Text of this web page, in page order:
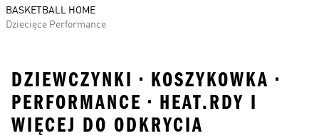
BASKETBALL HOME
Dziecięce Performance
DZIEWCZYNKI • KOSZYKOWKA •
PERFORMANCE • HEAT.RDY I
WIĘCEJ DO ODKRYCIA